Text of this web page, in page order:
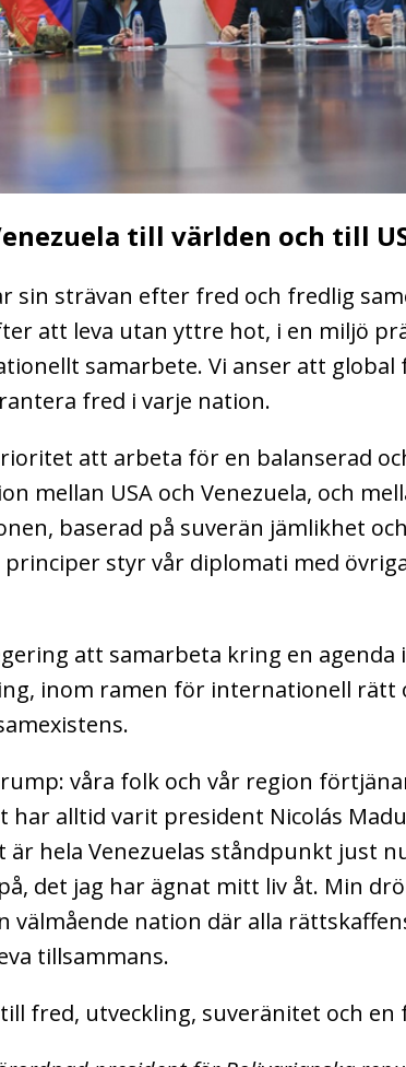
till världen och till
sin strävan efter fred och fredlig
att leva utan yttre hot, i en miljö
samarbete. Vi anser att global
fred i varje nation.
att arbeta för en balanserad
mellan USA och Venezuela, och
baserad på suverän jämlikhet
principer styr vår diplomati med
att samarbeta kring en agenda
inom ramen för internationell rätt
våra folk och vår region
har alltid varit president Nicolás
hela Venezuelas ståndpunkt just
det jag har ägnat mitt liv åt. Min
välmående nation där alla
tillsammans.
fred, utveckling, suveränitet och en